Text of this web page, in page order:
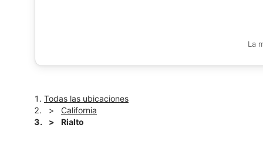
La
Todas las ubicaciones
California
Rialto